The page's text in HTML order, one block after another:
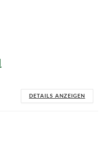
DETAILS ANZEIGEN